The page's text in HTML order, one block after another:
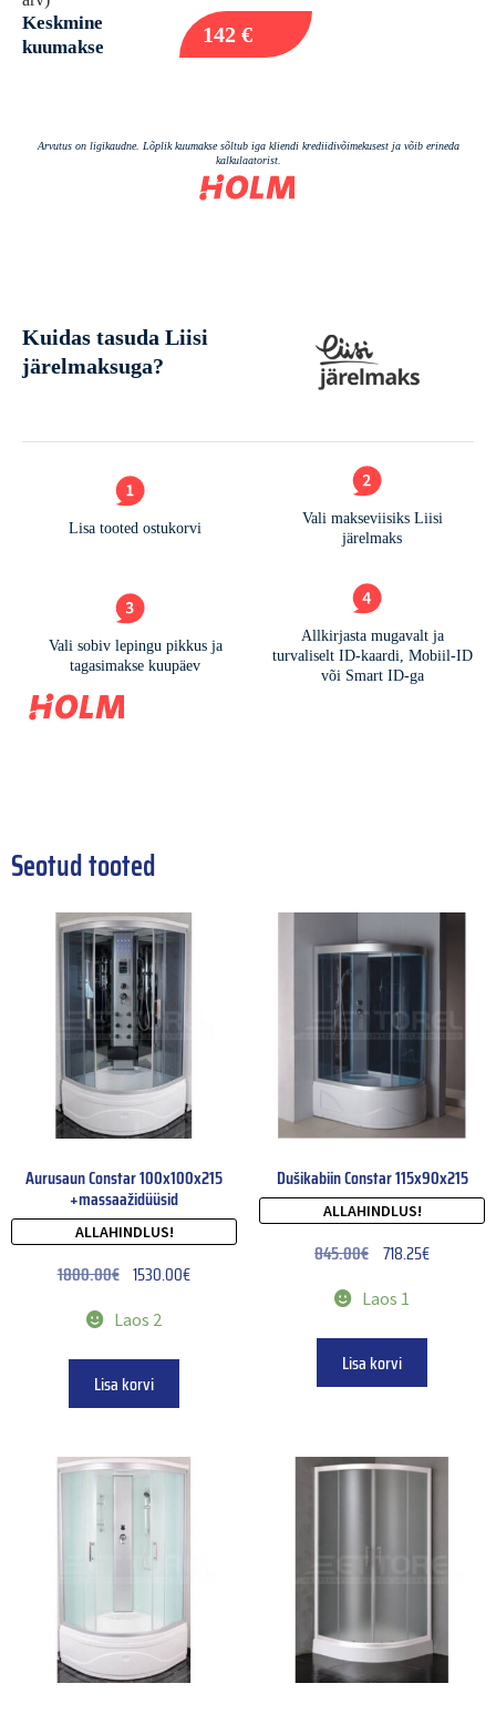
Seotud tooted
Aurusaun Constar 100x100x215
+massaažidüüsid
ALLAHINDLUS!
1800.00€ 1530.00€
Laos 2
Lisa korvi
Dušikabiin Constar 115x90x215
ALLAHINDLUS!
845.00€ 718.25€
Laos 1
Lisa korvi